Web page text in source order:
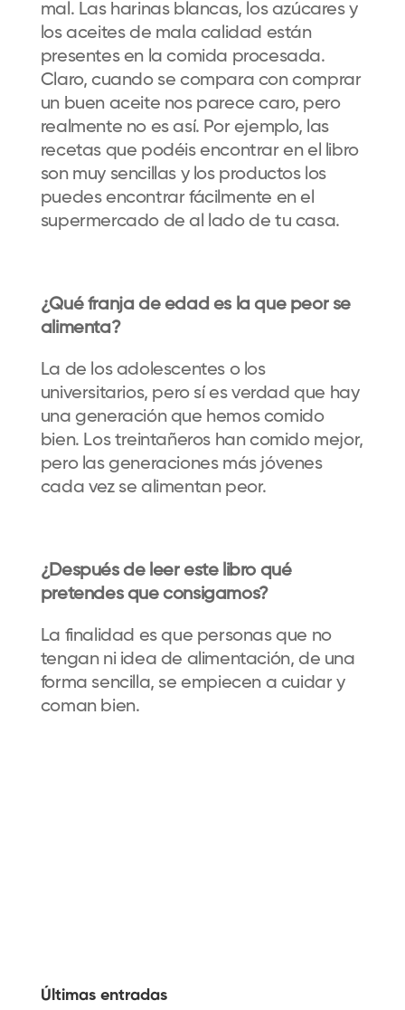
mal. Las harinas blancas, los azúcares y
los aceites de mala calidad están
presentes en la comida procesada.
Claro, cuando se compara con comprar
un buen aceite nos parece caro, pero
realmente no es así. Por ejemplo, las
recetas que podéis encontrar en el libro
son muy sencillas y los productos los
puedes encontrar fácilmente en el
supermercado de al lado de tu casa.
¿Qué franja de edad es la que peor se
alimenta?
La de los adolescentes o los
universitarios, pero sí es verdad que hay
una generación que hemos comido
bien. Los treintañeros han comido mejor,
pero las generaciones más jóvenes
cada vez se alimentan peor.
¿Después de leer este libro qué
pretendes que consigamos?
La finalidad es que personas que no
tengan ni idea de alimentación, de una
forma sencilla, se empiecen a cuidar y
coman bien.
Últimas entradas